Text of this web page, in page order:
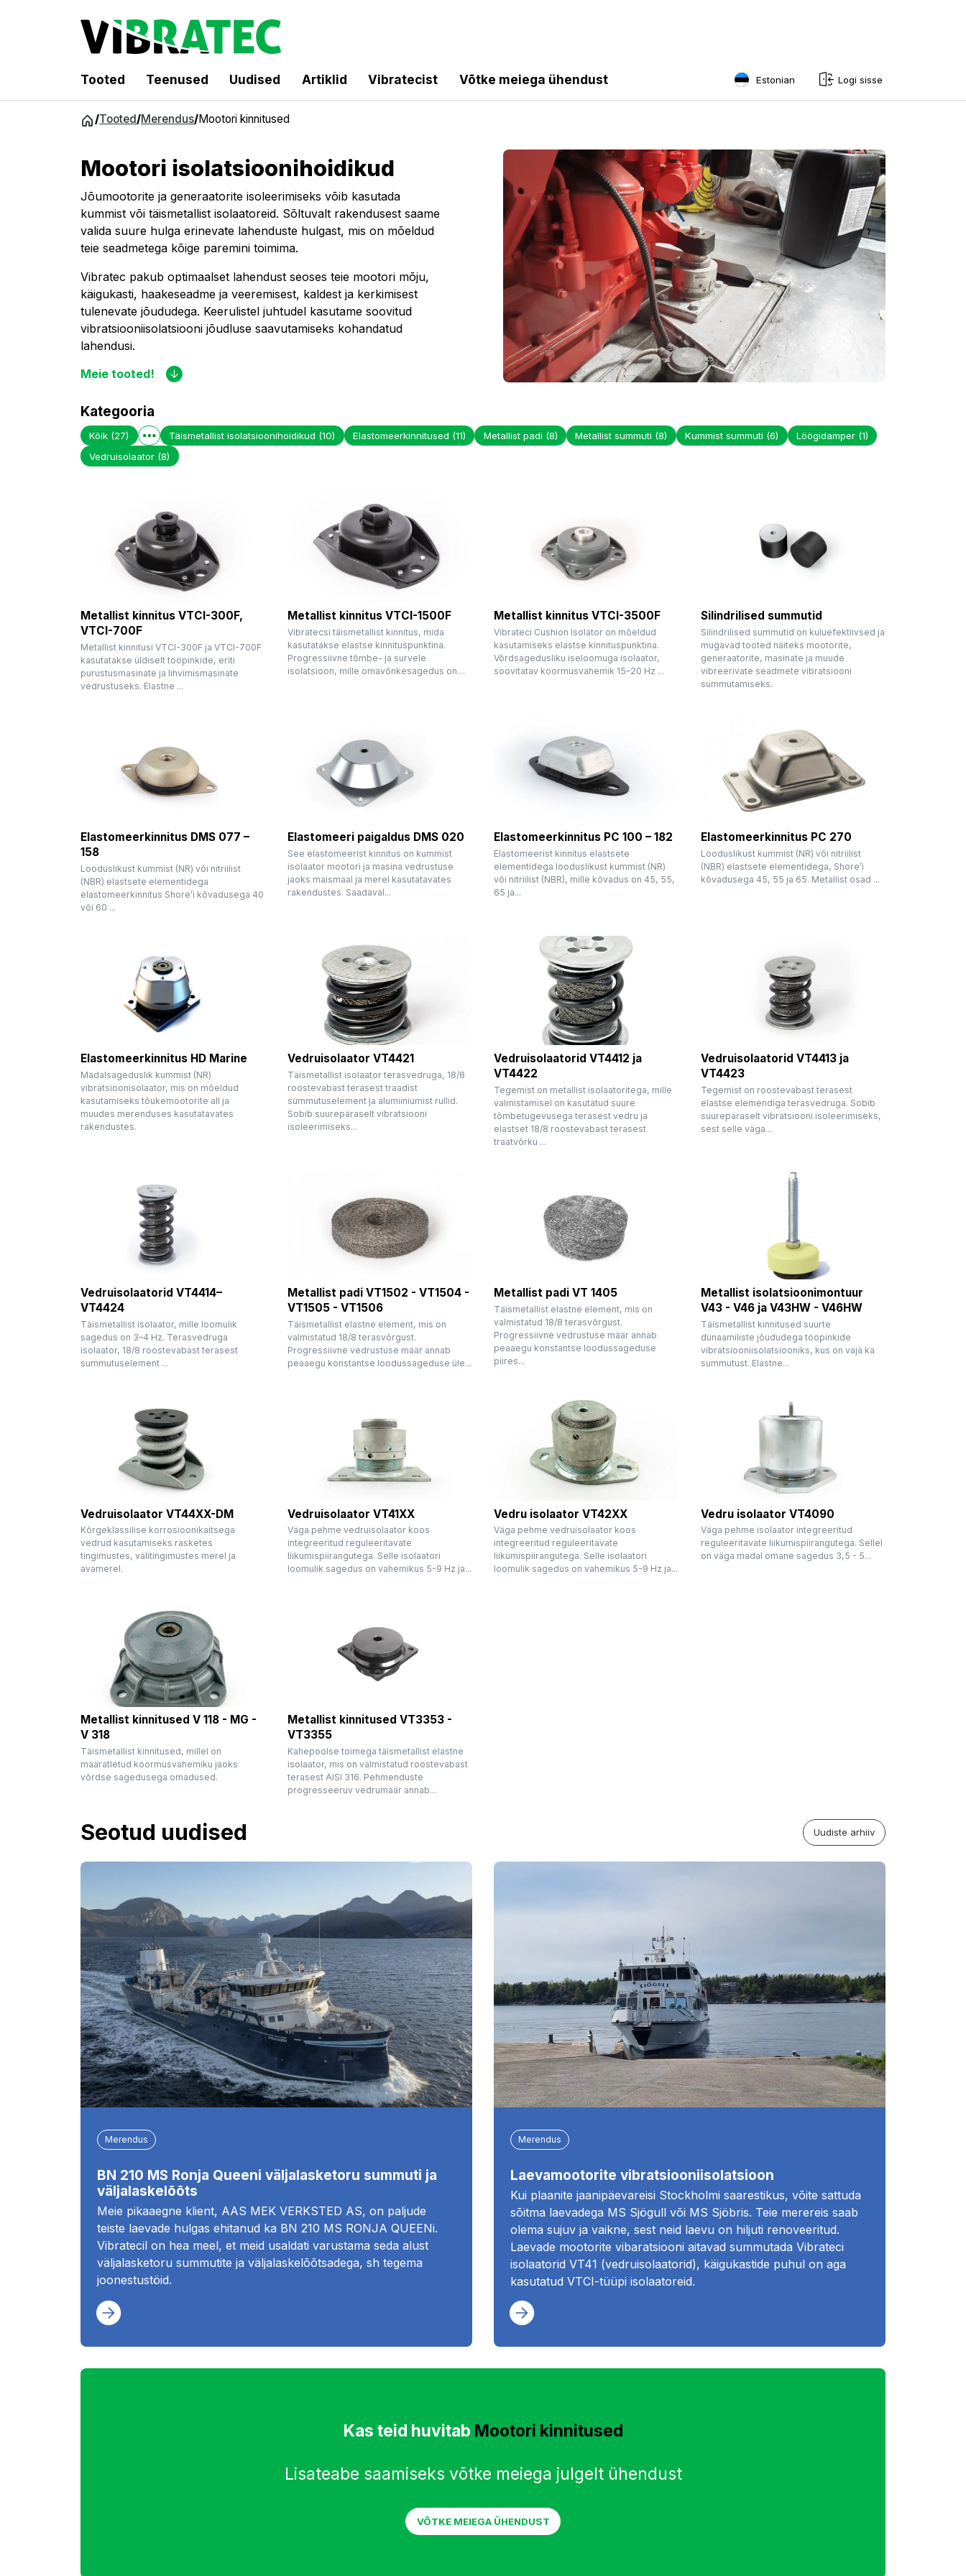
Tooted Teenused Uudised Artiklid Vibratecist Võtke meiega ühendust Estonian
Norwegian
French
Estonian
Finnish
Danish
Logi sisse
/Tooted/Merendus/Mootori kinnitused
Mootori isolatsioonihoidikud
Jõumootorite ja generaatorite isoleerimiseks võib kasutada
kummist või täismetallist isolaatoreid. Sõltuvalt rakendusest saame
valida suure hulga erinevate lahenduste hulgast, mis on mõeldud
teie seadmetega kõige paremini toimima.
Vibratec pakub optimaalset lahendust seoses teie mootori mõju,
käigukasti, haakeseadme ja veeremisest, kaldest ja kerkimisest
tulenevate jõududega. Keerulistel juhtudel kasutame soovitud
vibratsiooniisolatsiooni jõudluse saavutamiseks kohandatud
lahendusi.
Meie tooted!
Kategooria
Kõik (27) Täismetallist isolatsioonihoidikud (10) Elastomeerkinnitused (11) Metallist padi (8) Metallist summuti (8) Kummist summuti (6) Löögidamper (1)
Vedruisolaator (8)
Metallist kinnitus VTCI-300F,
VTCI-700F
Metallist kinnitusi VTCI-300F ja VTCI-700F
kasutatakse üldiselt tööpinkide, eriti
purustusmasinate ja lihvimismasinate
vedrustuseks. Elastne ...
Metallist kinnitus VTCI-1500F
Vibratecsi täismetallist kinnitus, mida
kasutatakse elastse kinnituspunktina.
Progressiivne tõmbe- ja survele
isolatsioon, mille omavõnkesagedus on…
Metallist kinnitus VTCI-3500F
Vibrateci Cushion Isolator on mõeldud
kasutamiseks elastse kinnituspunktina.
Võrdsagedusliku iseloomuga isolaator,
soovitatav koormusvahemik 15–20 Hz ...
Silindrilised summutid
Silindrilised summutid on kuluefektiivsed ja
mugavad tooted näiteks mootorite,
generaatorite, masinate ja muude
vibreerivate seadmete vibratsiooni
summutamiseks.
Elastomeerkinnitus DMS 077 –
158
Looduslikust kummist (NR) või nitriilist
(NBR) elastsete elementidega
elastomeerkinnitus Shore’i kõvadusega 40
või 60 ...
Elastomeeri paigaldus DMS 020
See elastomeerist kinnitus on kummist
isolaator mootori ja masina vedrustuse
jaoks maismaal ja merel kasutatavates
rakendustes. Saadaval...
Elastomeerkinnitus PC 100 – 182
Elastomeerist kinnitus elastsete
elementidega looduslikust kummist (NR)
või nitriilist (NBR), mille kõvadus on 45, 55,
65 ja...
Elastomeerkinnitus PC 270
Looduslikust kummist (NR) või nitriilist
(NBR) elastsete elementidega, Shore’i
kõvadusega 45, 55 ja 65. Metallist osad ...
Elastomeerkinnitus HD Marine
Madalsageduslik kummist (NR)
vibratsioonisolaator, mis on mõeldud
kasutamiseks tõukemootorite all ja
muudes merenduses kasutatavates
rakendustes.
Vedruisolaator VT4421
Täismetallist isolaator terasvedruga, 18/8
roostevabast terasest traadist
summutuselement ja alumiiniumist rullid.
Sobib suurepäraselt vibratsiooni
isoleerimiseks...
Vedruisolaatorid VT4412 ja
VT4422
Tegemist on metallist isolaatoritega, mille
valmistamisel on kasutatud suure
tõmbetugevusega terasest vedru ja
elastset 18/8 roostevabast terasest
traatvõrku ...
Vedruisolaatorid VT4413 ja
VT4423
Tegemist on roostevabast terasest
elastse elemendiga terasvedruga. Sobib
suurepäraselt vibratsiooni isoleerimiseks,
sest selle väga...
Vedruisolaatorid VT4414–
VT4424
Täismetallist isolaator, mille loomulik
sagedus on 3–4 Hz. Terasvedruga
isolaator, 18/8 roostevabast terasest
summutuselement ...
Metallist padi VT1502 - VT1504 -
VT1505 - VT1506
Täismetallist elastne element, mis on
valmistatud 18/8 terasvõrgust.
Progressiivne vedrustuse määr annab
peaaegu konstantse loodussageduse üle...
Metallist padi VT 1405
Täismetallist elastne element, mis on
valmistatud 18/8 terasvõrgust.
Progressiivne vedrustuse määr annab
peaaegu konstantse loodussageduse
piires...
Metallist isolatsioonimontuur
V43 - V46 ja V43HW - V46HW
Täismetallist kinnitused suurte
dünaamiliste jõududega tööpinkide
vibratsiooniisolatsiooniks, kus on vaja ka
summutust. Elastne...
Vedruisolaator VT44XX-DM
Kõrgeklassilise korrosioonikaitsega
vedrud kasutamiseks rasketes
tingimustes, välitingimustes merel ja
avamerel.
Vedruisolaator VT41XX
Väga pehme vedruisolaator koos
integreeritud reguleeritavate
liikumispiirangutega. Selle isolaatori
loomulik sagedus on vahemikus 5-9 Hz ja...
Vedru isolaator VT42XX
Väga pehme vedruisolaator koos
integreeritud reguleeritavate
liikumispiirangutega. Selle isolaatori
loomulik sagedus on vahemikus 5-9 Hz ja...
Vedru isolaator VT4090
Väga pehme isolaator integreeritud
reguleeritavate liikumispiirangutega. Sellel
on väga madal omane sagedus 3,5 - 5...
Metallist kinnitused V 118 - MG -
V 318
Täismetallist kinnitused, millel on
määratletud koormusvahemiku jaoks
võrdse sagedusega omadused.
Metallist kinnitused VT3353 -
VT3355
Kahepoolse toimega täismetallist elastne
isolaator, mis on valmistatud roostevabast
terasest AISI 316. Pehmenduste
progresseeruv vedrumäär annab...
Seotud uudised Uudiste arhiiv
Merendus
BN 210 MS Ronja Queeni väljalasketoru summuti ja
väljalaskelõõts
Meie pikaaegne klient, AAS MEK VERKSTED AS, on paljude
teiste laevade hulgas ehitanud ka BN 210 MS RONJA QUEENi.
Vibratecil on hea meel, et meid usaldati varustama seda alust
väljalasketoru summutite ja väljalaskelõõtsadega, sh tegema
joonestustöid.
Merendus
Laevamootorite vibratsiooniisolatsioon
Kui plaanite jaanipäevareisi Stockholmi saarestikus, võite sattuda
sõitma laevadega MS Sjögull või MS Sjöbris. Teie merereis saab
olema sujuv ja vaikne, sest neid laevu on hiljuti renoveeritud.
Laevade mootorite vibaratsiooni aitavad summutada Vibrateci
isolaatorid VT41 (vedruisolaatorid), käigukastide puhul on aga
kasutatud VTCI-tüüpi isolaatoreid.
Kas teid huvitab Mootori kinnitused
Lisateabe saamiseks võtke meiega julgelt ühendust
VÕTKE MEIEGA ÜHENDUST